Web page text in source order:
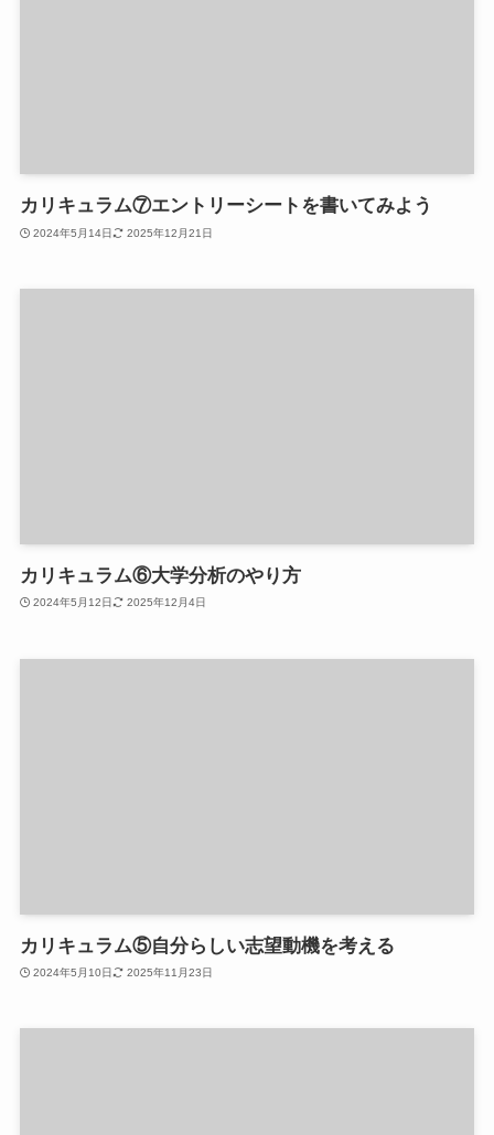
カリキュラム⑦エントリーシートを書いてみよう
2024年5月14日 2025年12月21日
カリキュラム⑥大学分析のやり方
2024年5月12日 2025年12月4日
カリキュラム⑤自分らしい志望動機を考える
2024年5月10日 2025年11月23日